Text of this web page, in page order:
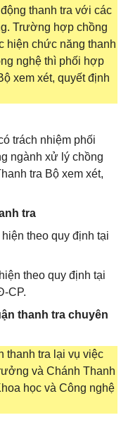
thanh tra với các
Trường hợp chồng
hiện chức năng thanh
nghệ thì phối hợp
xem xét, quyết định
trách nhiệm phối
ngành xử lý chồng
tra Bộ xem xét,
tra
theo quy định tại
theo quy định tại
CP.
thanh tra chuyên
thanh tra lại vụ việc
và Chánh Thanh
học và Công nghệ